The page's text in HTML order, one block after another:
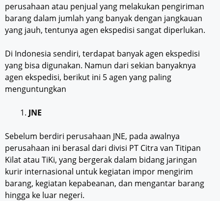
perusahaan atau penjual yang melakukan pengiriman
barang dalam jumlah yang banyak dengan jangkauan
yang jauh, tentunya agen ekspedisi sangat diperlukan.
Di Indonesia sendiri, terdapat banyak agen ekspedisi
yang bisa digunakan. Namun dari sekian banyaknya
agen ekspedisi, berikut ini 5 agen yang paling
menguntungkan
JNE
Sebelum berdiri perusahaan JNE, pada awalnya
perusahaan ini berasal dari divisi PT Citra van Titipan
Kilat atau TiKi, yang bergerak dalam bidang jaringan
kurir internasional untuk kegiatan impor mengirim
barang, kegiatan kepabeanan, dan mengantar barang
hingga ke luar negeri.